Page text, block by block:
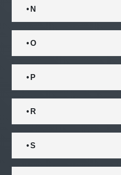
• N
• O
• P
• R
• S